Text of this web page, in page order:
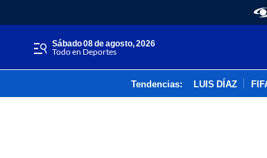
sábado 08 de agosto, 2026
Todo en Deportes
Tendencias: LUIS DÍAZ